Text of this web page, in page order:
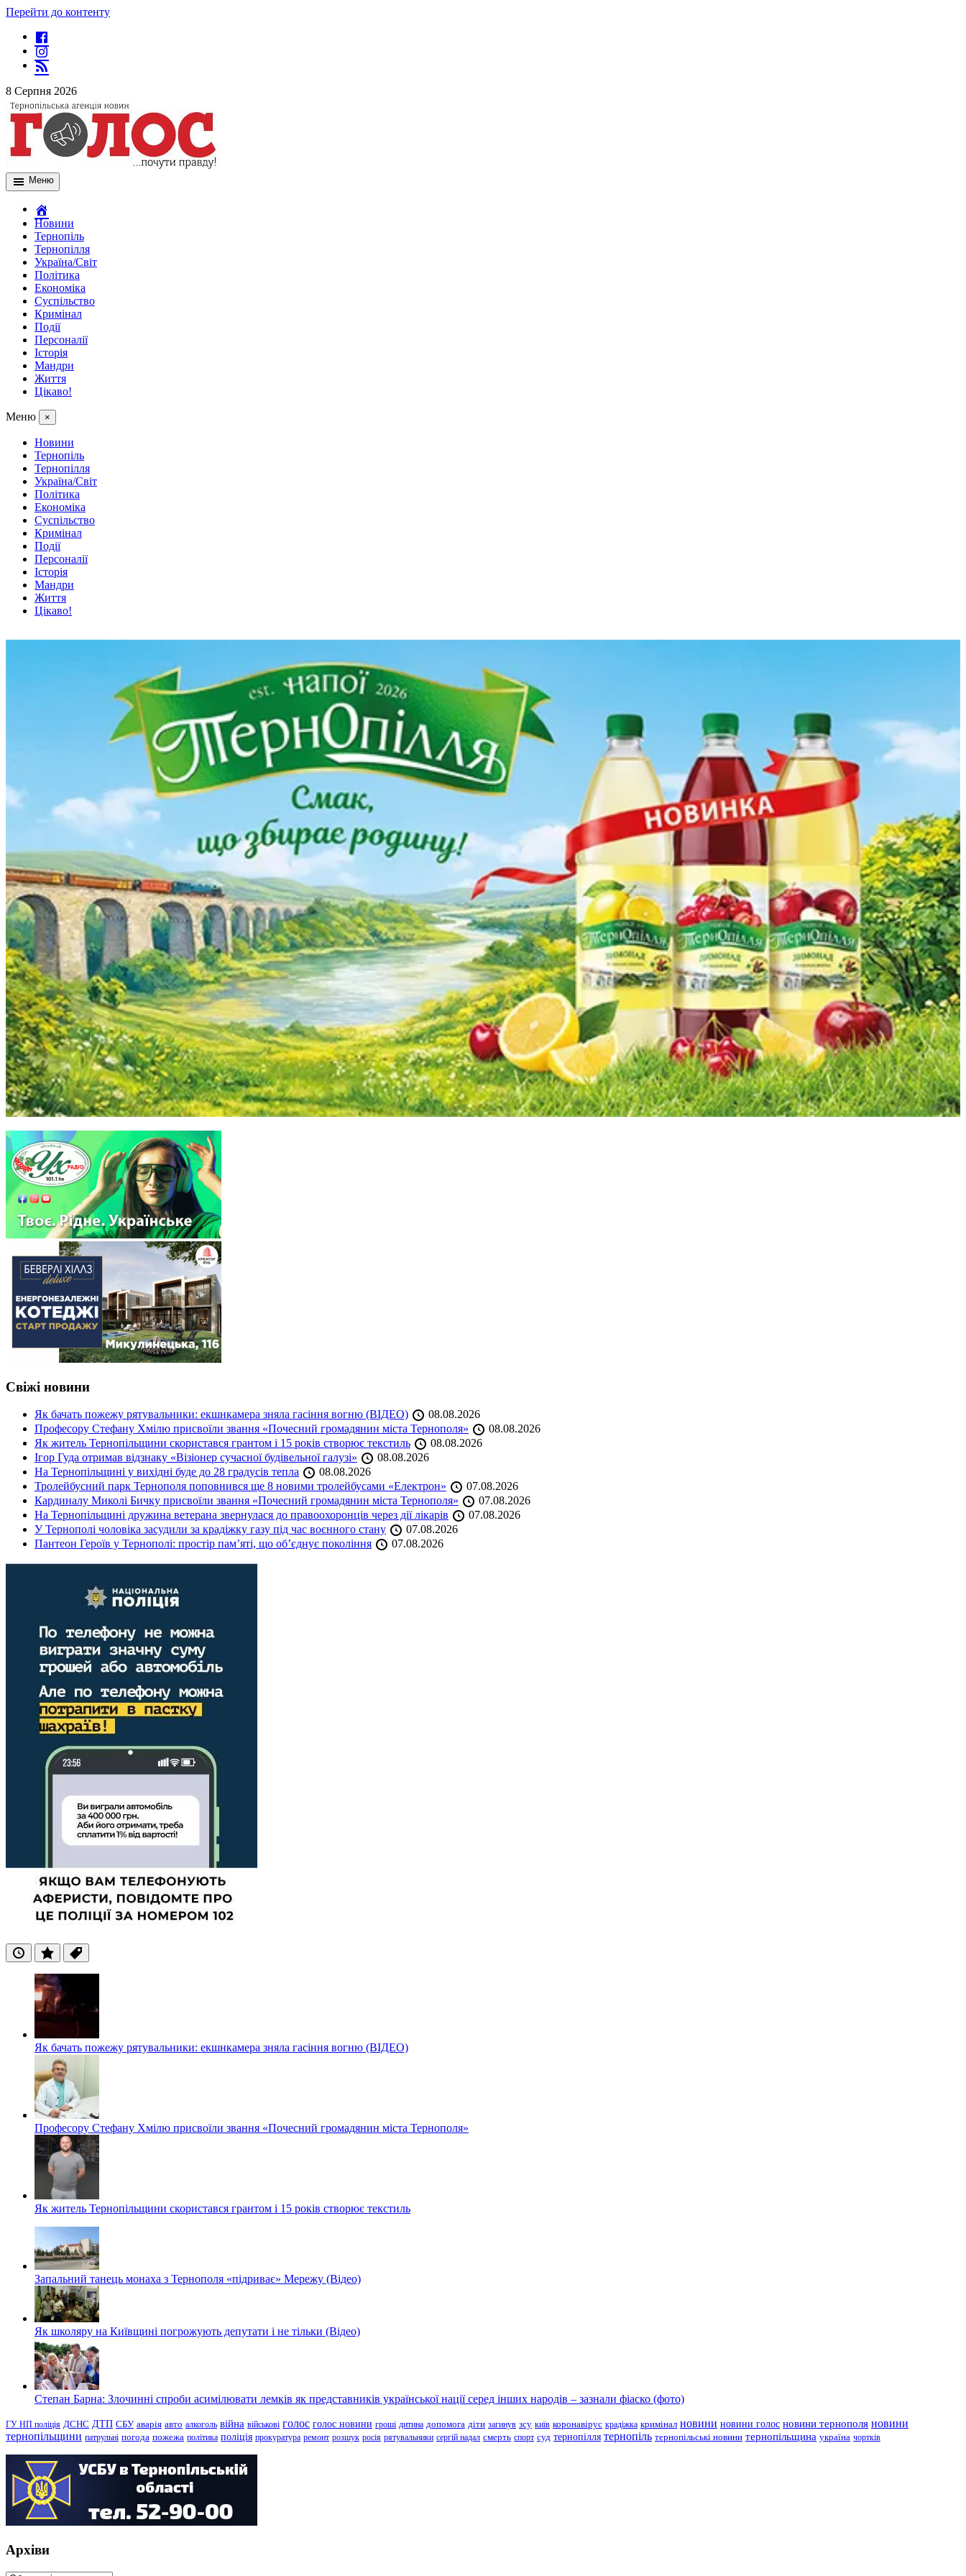
Перейти до контенту
8 Серпня 2026
Меню
Новини
Тернопіль
Тернопілля
Україна/Світ
Політика
Економіка
Суспільство
Кримінал
Події
Персоналії
Історія
Мандри
Життя
Цікаво!
Меню ×
Новини
Тернопіль
Тернопілля
Україна/Світ
Політика
Економіка
Суспільство
Кримінал
Події
Персоналії
Історія
Мандри
Життя
Цікаво!
Свіжі новини
Як бачать пожежу рятувальники: екшнкамера зняла гасіння вогню (ВІДЕО)
08.08.2026
Професору Стефану Хмілю присвоїли звання «Почесний громадянин міста Тернополя»
08.08.2026
Як житель Тернопільщини скористався грантом і 15 років створює текстиль
08.08.2026
Ігор Гуда отримав відзнаку «Візіонер сучасної будівельної галузі»
08.08.2026
На Тернопільщині у вихідні буде до 28 градусів тепла
08.08.2026
Тролейбусний парк Тернополя поповнився ще 8 новими тролейбусами «Електрон»
07.08.2026
Кардиналу Миколі Бичку присвоїли звання «Почесний громадянин міста Тернополя»
07.08.2026
На Тернопільщині дружина ветерана звернулася до правоохоронців через дії лікарів
07.08.2026
У Тернополі чоловіка засудили за крадіжку газу під час воєнного стану
07.08.2026
Пантеон Героїв у Тернополі: простір пам’яті, що об’єднує покоління
07.08.2026
ОстанніПопулярні
Теги
Як бачать пожежу рятувальники: екшнкамера зняла гасіння вогню (ВІДЕО)
Професору Стефану Хмілю присвоїли звання «Почесний громадянин міста Тернополя»
Як житель Тернопільщини скористався грантом і 15 років створює текстиль
Запальний танець монаха з Тернополя «підриває» Мережу (Відео)
Як школяру на Київщині погрожують депутати і не тільки (Відео)
Степан Барна: Злочинні спроби асимілювати лемків як представників української нації серед інших народів – зазнали фіаско (фото)
ГУ НП поліція ДСНС ДТП СБУ аварія авто алкоголь війна військові голос голос новини гроші дитина допомога діти загинув зсу київ коронавірус крадіжка кримінал новини новини голос новини тернополя новини
тернопільщини патрульні погода пожежа політика поліція прокуратура ремонт розшук росія рятувальники сергій надал смерть спорт суд тернопілля тернопіль тернопільські новини тернопільщина україна чортків
Архіви